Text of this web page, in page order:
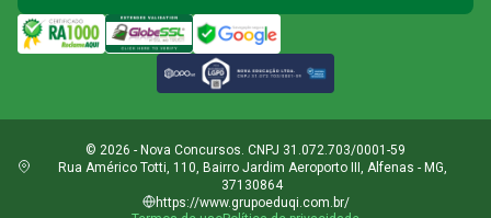
© 2026 - Nova Concursos. CNPJ 31.072.703/0001-59
Rua Américo Totti, 110, Bairro Jardim Aeroporto III, Alfenas - MG,
37130864
https://www.grupoeduqi.com.br/